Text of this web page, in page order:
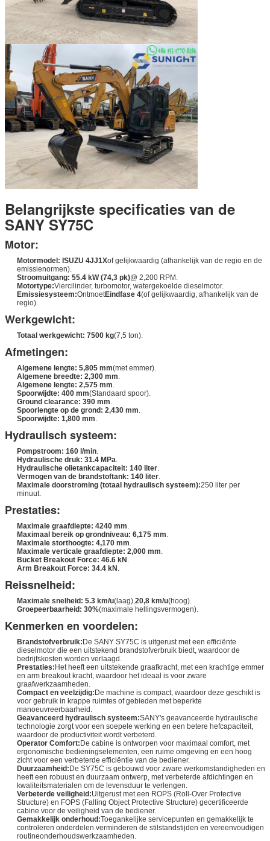
Belangrijkste specificaties van de
SANY SY75C
Motor:
Motormodel: ISUZU 4JJ1Xof gelijkwaardig (afhankelijk van de regio en de
emissienormen).
Stroomuitgang: 55.4 kW (74,3 pk)@ 2,200 RPM.
Motortype:Viercilinder, turbomotor, watergekoelde dieselmotor.
Emissiesysteem:OntmoetEindfase 4(of gelijkwaardig, afhankelijk van de
regio).
Werkgewicht:
Totaal werkgewicht: 7500 kg(7,5 ton).
Afmetingen:
Algemene lengte: 5,805 mm(met emmer).
Algemene breedte: 2,300 mm
Algemene lengte: 2,575 mm
Spoorwijdte: 400 mm(Standaard spoor).
Ground clearance: 390 mm
Spoorlengte op de grond: 2,430 mm
Spoorwijdte: 1,800 mm
Hydraulisch systeem:
Pompstroom: 160 l/min
Hydraulische druk: 31.4 MPa
Hydraulische olietankcapaciteit: 140 liter
Vermogen van de brandstoftank: 140 liter
Maximale doorstroming (totaal hydraulisch systeem):250 liter per
minuut.
Prestaties:
Maximale graafdiepte: 4240 mm
Maximaal bereik op grondniveau: 6,175 mm
Maximale storthoogte: 4,170 mm
Maximale verticale graafdiepte: 2,000 mm
Bucket Breakout Force: 46.6 kN
Arm Breakout Force: 34.4 kN
Reissnelheid:
Maximale snelheid: 5.3 km/u(laag), 20,8 km/u(hoog).
Groepeerbaarheid: 30%(maximale hellingsvermogen).
Kenmerken en voordelen:
Brandstofverbruik:De SANY SY75C is uitgerust met een efficiënte
dieselmotor die een uitstekend brandstofverbruik biedt, waardoor de
bedrijfskosten worden verlaagd.
Prestaties:Het heeft een uitstekende graafkracht, met een krachtige emmer
en arm breakout kracht, waardoor het ideaal is voor zware
graafwerkzaamheden.
Compact en veelzijdig:De machine is compact, waardoor deze geschikt is
voor gebruik in krappe ruimtes of gebieden met beperkte
manoeuvreerbaarheid.
Geavanceerd hydraulisch systeem:SANY's geavanceerde hydraulische
technologie zorgt voor een soepele werking en een betere hefcapaciteit,
waardoor de productiviteit wordt verbeterd.
Operator Comfort:De cabine is ontworpen voor maximaal comfort, met
ergonomische bedieningselementen, een ruime omgeving en een hoog
zicht voor een verbeterde efficiëntie van de bediener.
Duurzaamheid:De SY75C is gebouwd voor zware werkomstandigheden en
heeft een robuust en duurzaam ontwerp, met verbeterde afdichtingen en
kwaliteitsmaterialen om de levensduur te verlengen.
Verbeterde veiligheid:Uitgerust met een ROPS (Roll-Over Protective
Structure) en FOPS (Falling Object Protective Structure) gecertificeerde
cabine voor de veiligheid van de bediener.
Gemakkelijk onderhoud:Toegankelijke servicepunten en gemakkelijk te
controleren onderdelen verminderen de stilstandstijden en vereenvoudigen
routineonderhoudswerkzaamheden.